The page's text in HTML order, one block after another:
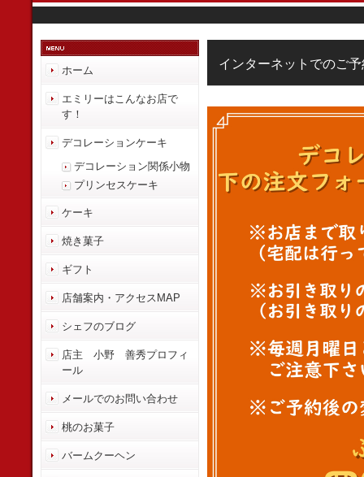
インターネットでのご予
ホーム
エミリーはこんなお店で
す！
デコレーションケーキ
デコレーション関係小物
プリンセスケーキ
ケーキ
焼き菓子
ギフト
店舗案内・アクセスMAP
シェフのブログ
店主 小野 善秀プロフィ
ール
メールでのお問い合わせ
桃のお菓子
バームクーヘン